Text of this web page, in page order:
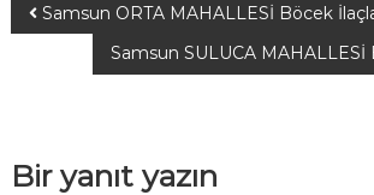
Samsun ORTA MAHALLESİ Böcek
Samsun SULUCA MAHALLESİ
Bir yanıt yazın